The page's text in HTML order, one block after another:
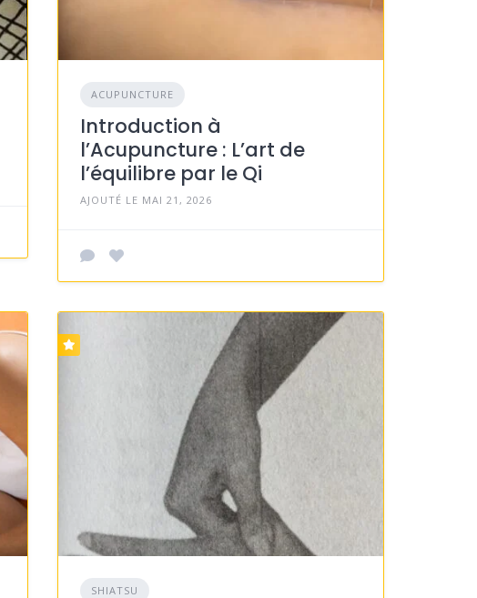
ACUPUNCTURE
Introduction à
l’Acupuncture : L’art de
l’équilibre par le Qi
AJOUTÉ LE MAI 21, 2026
SHIATSU